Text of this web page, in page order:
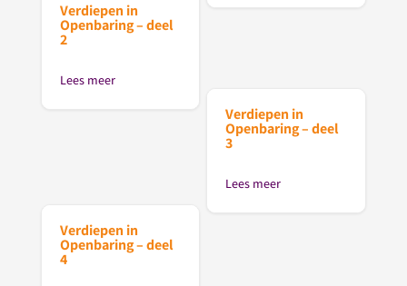
Verdiepen in
Openbaring – deel
2
Lees meer
Verdiepen in
Openbaring – deel
3
Lees meer
Verdiepen in
Openbaring – deel
4